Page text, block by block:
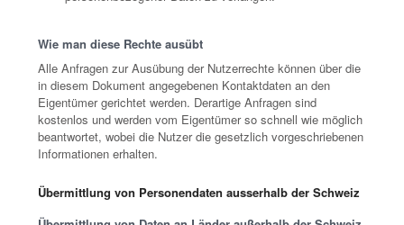
Wie man diese Rechte ausübt
Alle Anfragen zur Ausübung der Nutzerrechte können über die
in diesem Dokument angegebenen Kontaktdaten an den
Eigentümer gerichtet werden. Derartige Anfragen sind
kostenlos und werden vom Eigentümer so schnell wie möglich
beantwortet, wobei die Nutzer die gesetzlich vorgeschriebenen
Informationen erhalten.
Übermittlung von Personendaten ausserhalb der Schweiz